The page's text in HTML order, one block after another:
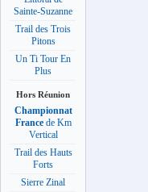
Sainte-Suzanne
Trail des Trois
Pitons
Un Ti Tour En
Plus
Hors Réunion
Championnat
Francede Km
Vertical
Trail des Hauts
Forts
Sierre Zinal